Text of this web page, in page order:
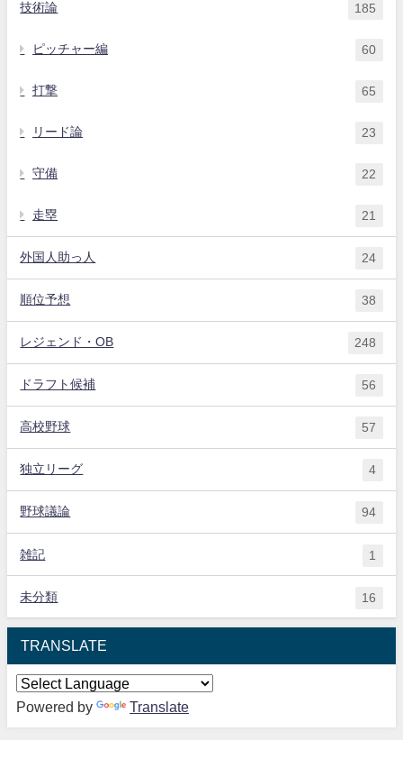
技術論 185
ピッチャー編 60
打撃 65
リード論 23
守備 22
走塁 21
外国人助っ人 24
順位予想 38
レジェンド・OB 248
ドラフト候補 56
高校野球 57
独立リーグ 4
野球議論 94
雑記 1
未分類 16
TRANSLATE
Powered by Translate